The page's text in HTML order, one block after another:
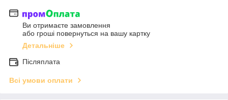
Ви отримаєте замовлення
або гроші повернуться на вашу картку
Детальніше
Післяплата
Всі умови оплати